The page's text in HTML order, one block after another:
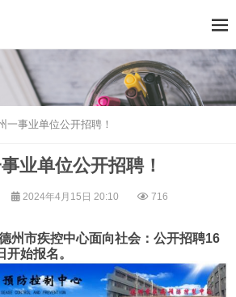
一事业单位公开招聘！
业单位公开招聘！
2024年4月15日 20:10 716
州市疾控中心面向社会： 公开招聘16
开始报名。